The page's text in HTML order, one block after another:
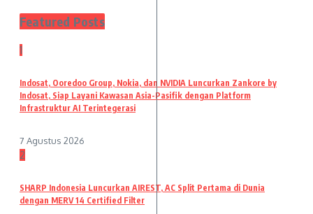
Featured Posts
1
Indosat, Ooredoo Group, Nokia, dan NVIDIA Luncurkan Zankore by
Indosat, Siap Layani Kawasan Asia-Pasifik dengan Platform
Infrastruktur AI Terintegerasi
7 Agustus 2026
2
SHARP Indonesia Luncurkan AIREST, AC Split Pertama di Dunia
dengan MERV 14 Certified Filter